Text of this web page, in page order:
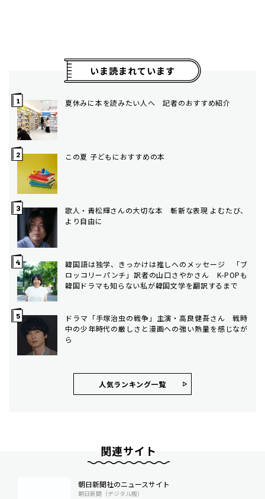
いま読まれています
夏休みに本を読みたい人へ 記者のおすすめ紹介
この夏 子どもにおすすめの本
歌人・青松輝さんの大切な本 斬新な表現 よむたび、
より自由に
韓国語は独学、きっかけは推しへのメッセージ 「ブ
ロッコリーパンチ」訳者の山口さやかさん K-POPも
韓国ドラマも知らない私が韓国文学を翻訳するまで
ドラマ「手塚治虫の戦争」主演・高良健吾さん 戦時
中の少年時代の厳しさと漫画への強い熱量を感じなが
ら
人気ランキング⼀覧
関連サイト
朝日新聞社のニュースサイト
朝日新聞（デジタル版）